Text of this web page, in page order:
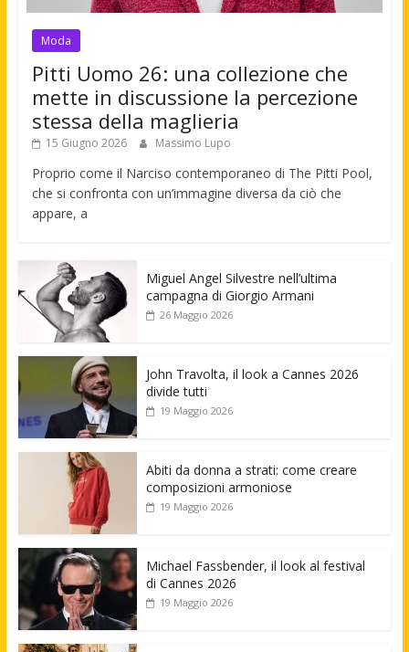
Moda
Pitti Uomo 26: una collezione che
mette in discussione la percezione
stessa della maglieria
15 Giugno 2026 Massimo Lupo
Proprio come il Narciso contemporaneo di The Pitti Pool,
che si confronta con un’immagine diversa da ciò che
appare, a
Miguel Angel Silvestre nell’ultima
campagna di Giorgio Armani
26 Maggio 2026
John Travolta, il look a Cannes 2026
divide tutti
19 Maggio 2026
Abiti da donna a strati: come creare
composizioni armoniose
19 Maggio 2026
Michael Fassbender, il look al festival
di Cannes 2026
19 Maggio 2026